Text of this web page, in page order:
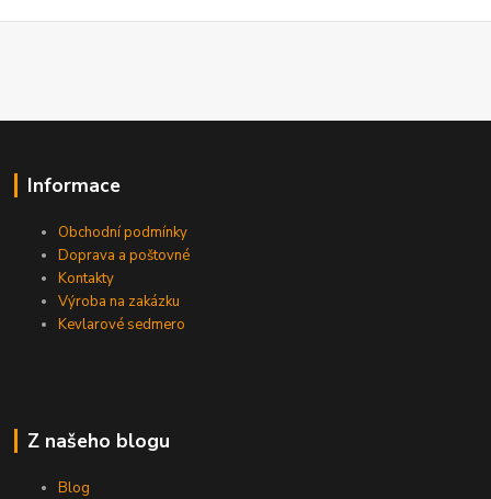
Informace
Obchodní podmínky
Doprava a poštovné
Kontakty
Výroba na zakázku
Kevlarové sedmero
Z našeho blogu
Blog